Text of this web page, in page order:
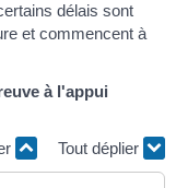
délais sont
et commencent à
à l'appui
Tout déplier